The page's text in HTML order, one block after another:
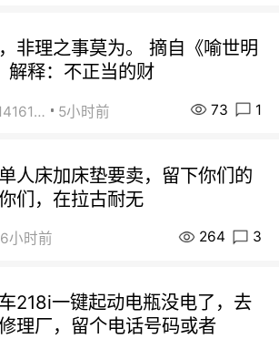
非理之事莫为。 摘自《喻世明
解释：不正当的财
街友21416156 5小时前 73 1
人床加床垫要卖，留下你们的
们，在拉古耐无
6小时前 264 3
218i一键起动电瓶没电了，去
理厂，留个电话号码或者